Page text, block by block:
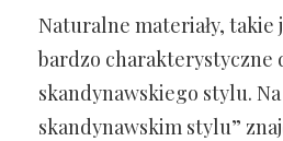
Naturalne materiały, takie
bardzo charakterystyczne
skandynawskiego stylu.
skandynawskim stylu”